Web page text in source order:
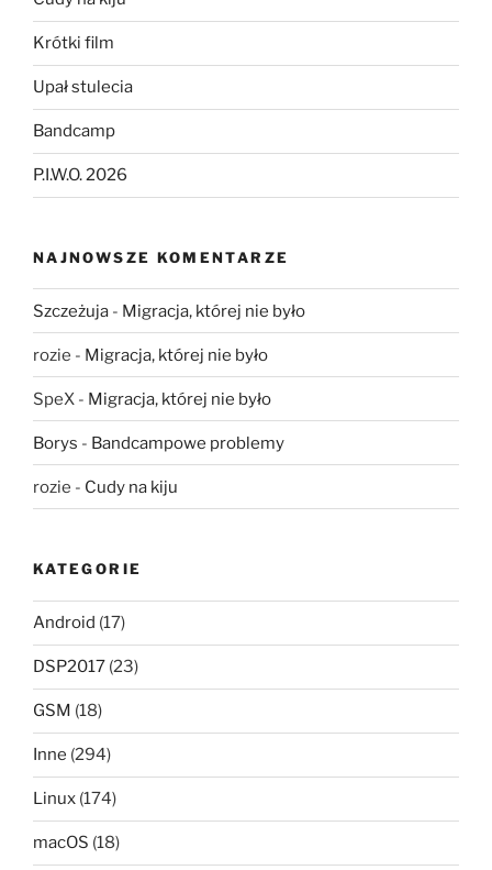
Krótki film
Upał stulecia
Bandcamp
P.I.W.O. 2026
NAJNOWSZE KOMENTARZE
Szczeżuja - Migracja, której nie było
rozie - Migracja, której nie było
SpeX - Migracja, której nie było
Borys - Bandcampowe problemy
rozie - Cudy na kiju
KATEGORIE
Android (17)
DSP2017 (23)
GSM (18)
Inne (294)
Linux (174)
macOS (18)